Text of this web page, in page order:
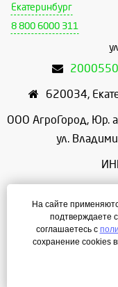
Екатеринбург
8 800 6000 311
620034,
ООО АгроГород, Юр.
ул.
Режим
На сайте
подтверждаете
соглашаетесь с
сохранение cookies